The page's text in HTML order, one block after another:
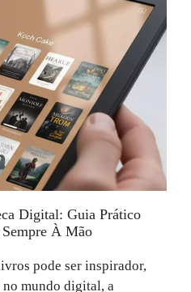
Digital: Guia Prático
À Mão
pode ser inspirador,
no mundo digital, a